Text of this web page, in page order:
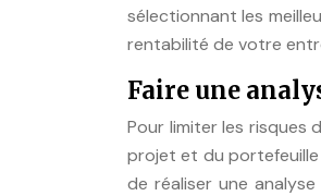
sélectionnant les
rentabilité de votre
Faire une
Pour limiter les risques
projet et du portefeuille
de réaliser une